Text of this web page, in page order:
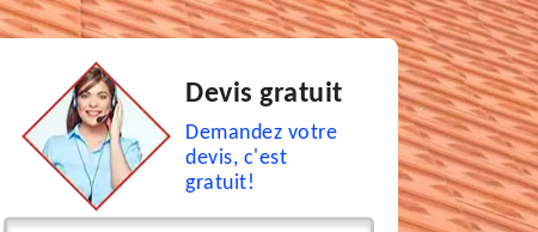
Devis gratuit
Demandez votre
devis, c'est
gratuit!